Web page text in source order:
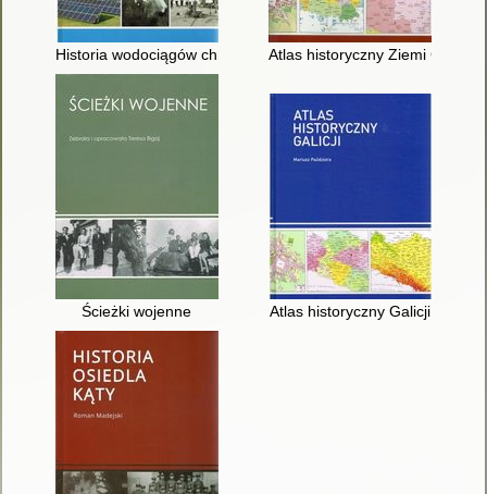
Historia wodociągów chrzanowskichAtlas historyczny Ziemi
Ścieżki wojenne Atlas historyczny Galicji